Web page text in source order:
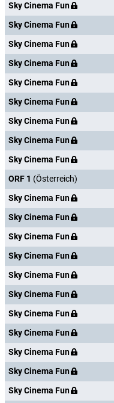
Sky Cinema Fun
Sky Cinema Fun
Sky Cinema Fun
Sky Cinema Fun
Sky Cinema Fun
Sky Cinema Fun
Sky Cinema Fun
Sky Cinema Fun
Sky Cinema Fun
ORF 1 (Österreich)
Sky Cinema Fun
Sky Cinema Fun
Sky Cinema Fun
Sky Cinema Fun
Sky Cinema Fun
Sky Cinema Fun
Sky Cinema Fun
Sky Cinema Fun
Sky Cinema Fun
Sky Cinema Fun
Sky Cinema Fun